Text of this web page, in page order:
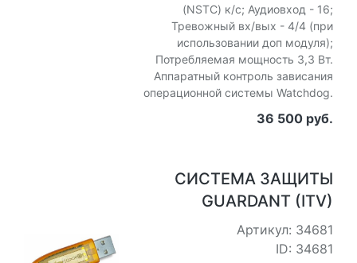
(NSTC) к/с; Аудиовход - 16;
Тревожный вх/вых - 4/4 (при
использовании доп модуля);
Потребляемая мощность 3,3 Вт.
Аппаратный контроль зависания
операционной системы Watchdog.
36 500 руб.
СИСТЕМА ЗАЩИТЫ
GUARDANT (ITV)
Артикул: 34681
ID: 34681